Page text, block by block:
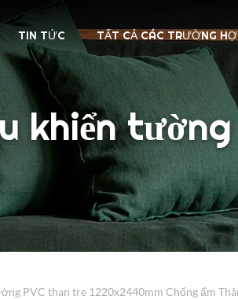
TIN TỨC TẤT CẢ CÁC TRƯỜNG
khiển tường
PVC than tre 1220x2440mm Chống ẩm